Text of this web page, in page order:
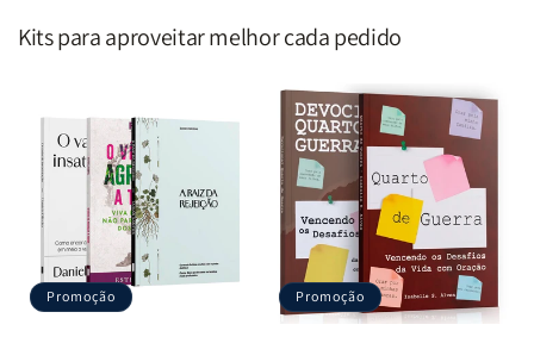
Kits para aproveitar melhor cada pedido
Promoção Promoção